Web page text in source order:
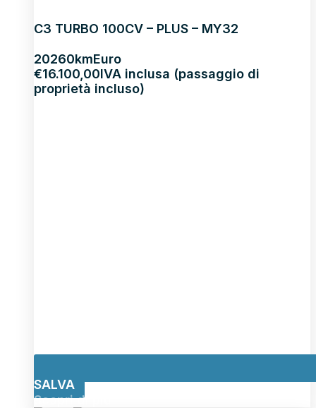
C3 TURBO 100CV – PLUS – MY32
20260kmEuro
€16.100,00IVA inclusa (passaggio di
proprietà incluso)
SALVA
Scopri di più